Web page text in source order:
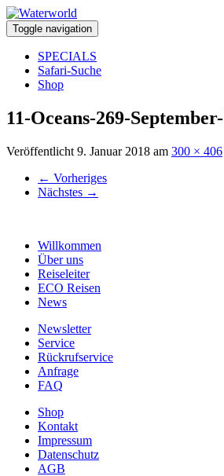
Toggle navigation
SPECIALS
Safari-Suche
Shop
11-Oceans-269-
Veröffentlicht 9. Januar 2018 am 300 × 406
← Vorheriges
Nächstes →
Willkommen
Über uns
Reiseleiter
ECO Reisen
News
Newsletter
Service
Rückrufservice
Anfrage
FAQ
Shop
Kontakt
Impressum
Datenschutz
AGB